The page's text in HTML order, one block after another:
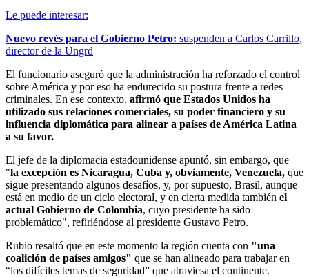
Le puede interesar:
Nuevo revés para el Gobierno Petro: suspenden a Carlos Carrillo,
director de la Ungrd
El funcionario aseguró que la administración ha reforzado el control
sobre América y por eso ha endurecido su postura frente a redes
criminales. En ese contexto, afirmó que Estados Unidos ha
utilizado sus relaciones comerciales, su poder financiero y su
influencia diplomática para alinear a países de América Latina
a su favor.
El jefe de la diplomacia estadounidense apuntó, sin embargo, que
"la excepción es Nicaragua, Cuba y, obviamente, Venezuela, que
sigue presentando algunos desafíos, y, por supuesto, Brasil, aunque
está en medio de un ciclo electoral, y en cierta medida también el
actual Gobierno de Colombia, cuyo presidente ha sido
problemático", refiriéndose al presidente Gustavo Petro.
Rubio resaltó que en este momento la región cuenta con "una
coalición de países amigos" que se han alineado para trabajar en
“los difíciles temas de seguridad” que atraviesa el continente.